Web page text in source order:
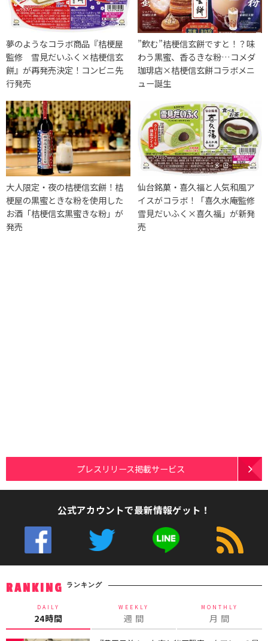
夢のようなコラボ商品『桔梗屋
監修 雪見だいふく×桔梗信玄
餅』が再発売決定！コンビニ先
行発売
”飲む”桔梗信玄餅ですと！？味
わう黒蜜、香るきな粉…コメダ
珈琲店×桔梗信玄餅コラボメニ
ュー誕生
大人限定・夜の桔梗信玄餅！桔
梗屋の黒蜜ときな粉を使用した
お酒「桔梗信玄黒蜜きな粉」が
発売
仙台銘菓・喜久福と人気和風ア
イスがコラボ！「喜久水庵監修
雪見だいふく×喜久福」が新発
売
プレスリリース掲載サービス
公式アカウントで最新情報ゲット！
RANKING ランキング
DAILY
24時間
WEEKLY
週 間
MONTHLY
月 間